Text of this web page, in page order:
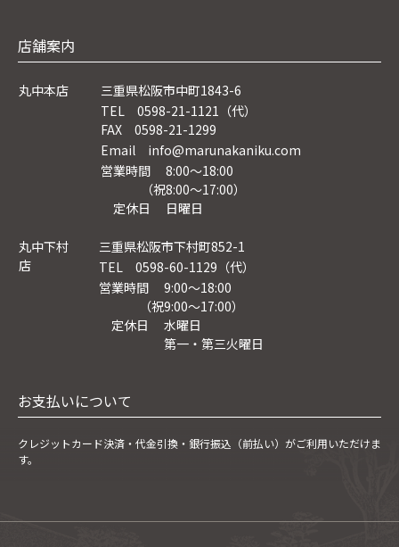
店舗案内
丸中本店
三重県松阪市中町1843-6
TEL 0598-21-1121（代）
FAX 0598-21-1299
Email info@marunakaniku.com
営業時間 8:00～18:00
（祝8:00〜17:00）
定休日 日曜日
丸中下村
店
三重県松阪市下村町852-1
TEL 0598-60-1129（代）
営業時間 9:00～18:00
（祝9:00〜17:00）
定休日 水曜日
第一・第三火曜日
お支払いについて
クレジットカード決済・ 代金引換・銀行振込（前払い）がご利用いただけま
す。